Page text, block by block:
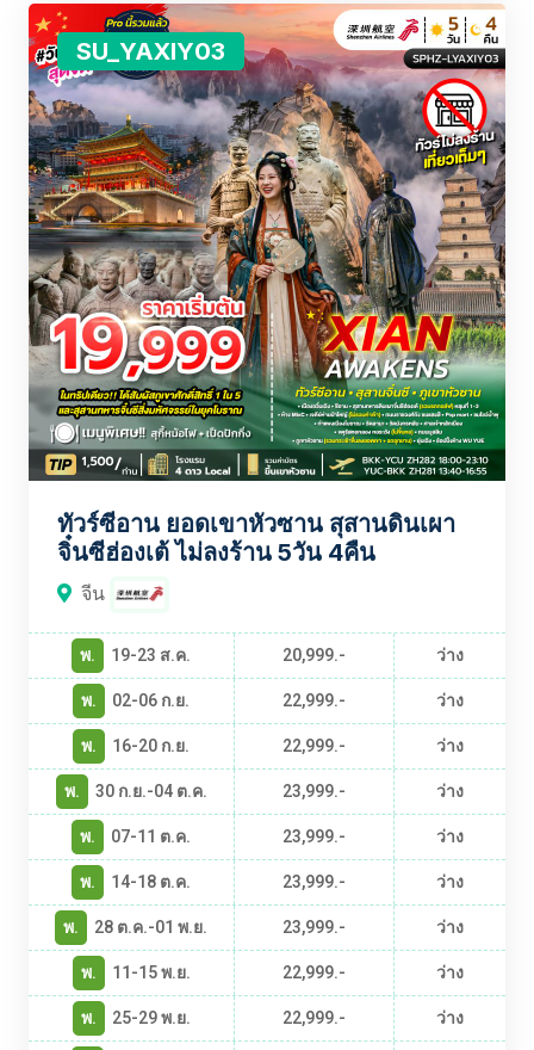
SU_YAXIY03
ทัวร์ซีอาน ยอดเขาหัวซาน สุสานดินเผา
จิ๋นซีฮ่องเต้ ไม่ลงร้าน 5วัน 4คืน
จีน
พ. 19-23 ส.ค. 20,999.-
ว่าง
พ.
02-06 ก.ย. 22,999.-
ว่าง
พ.
16-20 ก.ย. 22,999.-
ว่าง
พ.
30 ก.ย.-04 ต.ค. 23,999.-
ว่าง
พ.
07-11 ต.ค. 23,999.-
ว่าง
พ.
14-18 ต.ค. 23,999.-
ว่าง
พ.
28 ต.ค.-01 พ.ย. 23,999.-
ว่าง
พ.
11-15 พ.ย. 22,999.-
ว่าง
พ.
25-29 พ.ย. 22,999.-
ว่าง